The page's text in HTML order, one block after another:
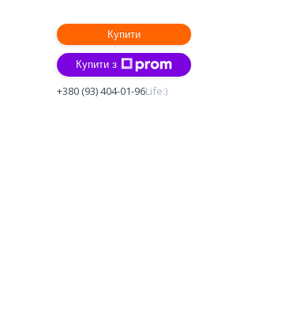
Купити
Купити з
+380 (93) 404-01-96Life:)